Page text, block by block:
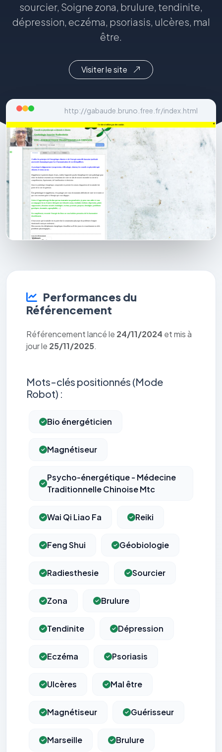
sourcier, Soigne zona, brulure, tendinite,
dépression, eczéma, psoriasis, ulcères, mal
être.
Visiter le site
http://gabaude.bruno.free.fr/index.html
Performances du
Référencement
Référencement lancé le 24/11/2024 et mis à
jour le 25/11/2025.
Mots-clés positionnés (Mode
Robot) :
Bio énergéticien
Magnétiseur
Psycho-énergétique - Médecine
Traditionnelle Chinoise Mtc
Wai Qi Liao Fa Reiki
Feng Shui Géobiologie
Radiesthesie Sourcier
Zona Brulure
Tendinite Dépression
Eczéma Psoriasis
Ulcères Mal être
Magnétiseur Guérisseur
Marseille Brulure